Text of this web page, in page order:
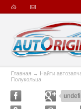
Главная → Найти
Полукольца